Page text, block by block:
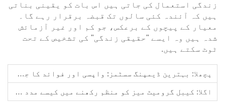
زندگی استعمال کی جاتی ہیں اس بات کو یقینی بناتی
ہیں کہ آئندہ کئی سالوں تک قبضہ برقرار رہے گا۔
معیار کے پیچوں کے برعکس، جو کم اور غیر آزمائش
شدہ ہیں وہ ایسے "حقیقی زندگی" کی تشخیص کے تحت
ٹوٹ سکتے ہیں.
پچھلا: بہترین ڈیمپنگ سسٹمز: واپسی اور فوائد کا جائزہ
اگلا: کیبل گرومیٹ میز کو منظم رکھنے میں کیسے مدد کرتا ہے